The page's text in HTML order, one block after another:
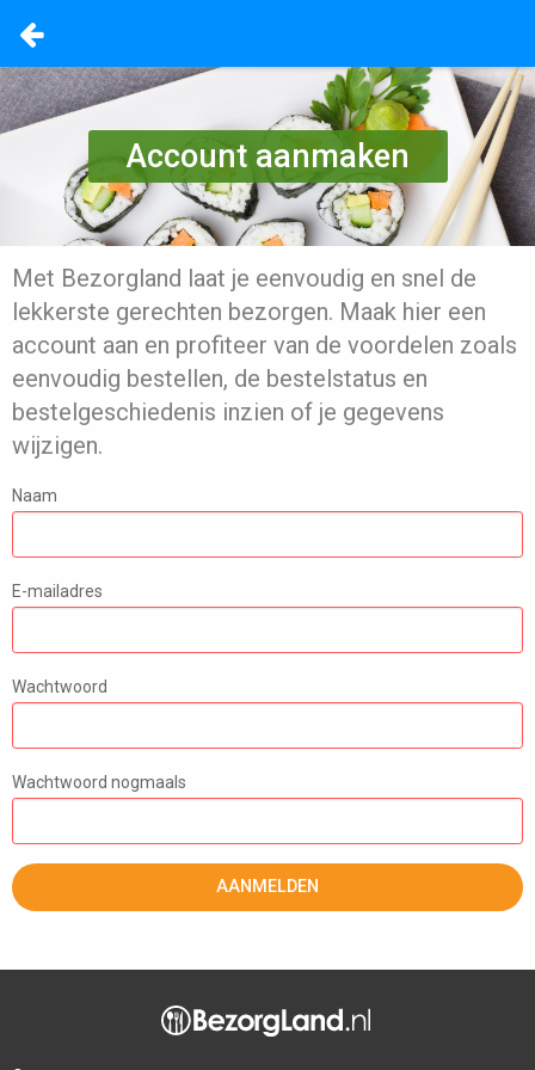
Account aanmaken
Met Bezorgland laat je eenvoudig en snel de
lekkerste gerechten bezorgen. Maak hier een
account aan en profiteer van de voordelen zoals
eenvoudig bestellen, de bestelstatus en
bestelgeschiedenis inzien of je gegevens
wijzigen.
Naam
E-mailadres
Wachtwoord
Wachtwoord nogmaals
AANMELDEN